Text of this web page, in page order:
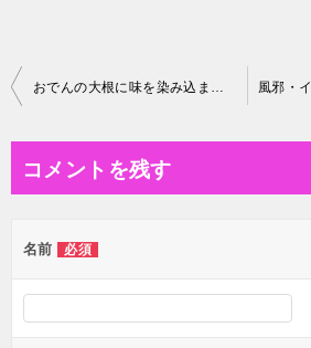
投
ビ
ー
シ
おでんの大根に味を染み込ませる・卵を柔らかく保つ方法
コメントを残す
名前 必須